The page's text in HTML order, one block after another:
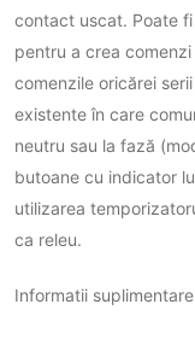
contact uscat. Poate
pentru a crea
comenzile oricărei
existente în care
neutru sau la fază
butoane cu indicator
utilizarea
ca releu.
Informatii suplimentare